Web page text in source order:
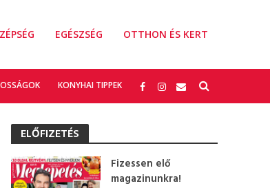
EGÉSZSÉG OTTHON ÉS KERT
KONYHAI TIPPEK
ELŐFIZETÉS
Fizessen elő
magazinunkra!